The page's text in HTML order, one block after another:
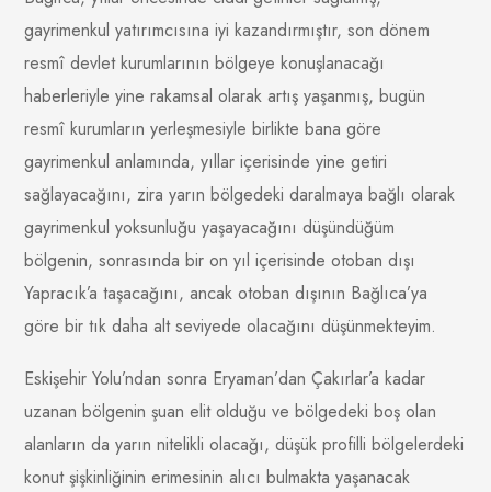
gayrimenkul yatırımcısına iyi kazandırmıştır, son dönem
resmî devlet kurumlarının bölgeye konuşlanacağı
haberleriyle yine rakamsal olarak artış yaşanmış, bugün
resmî kurumların yerleşmesiyle birlikte bana göre
gayrimenkul anlamında, yıllar içerisinde yine getiri
sağlayacağını, zira yarın bölgedeki daralmaya bağlı olarak
gayrimenkul yoksunluğu yaşayacağını düşündüğüm
bölgenin, sonrasında bir on yıl içerisinde otoban dışı
Yapracık’a taşacağını, ancak otoban dışının Bağlıca’ya
göre bir tık daha alt seviyede olacağını düşünmekteyim.
Eskişehir Yolu’ndan sonra Eryaman’dan Çakırlar’a kadar
uzanan bölgenin şuan elit olduğu ve bölgedeki boş olan
alanların da yarın nitelikli olacağı, düşük profilli bölgelerdeki
konut şişkinliğinin erimesinin alıcı bulmakta yaşanacak